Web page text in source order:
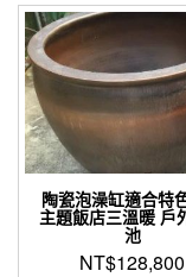
陶瓷泡澡缸適合特
主題飯店三溫暖 戶
池
NT$128,800